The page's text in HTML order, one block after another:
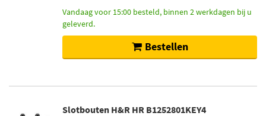
Vandaag voor 15:00 besteld, binnen 2 werkdagen bij u
geleverd.
Bestellen
Slotbouten H&R HR B1252801KEY4